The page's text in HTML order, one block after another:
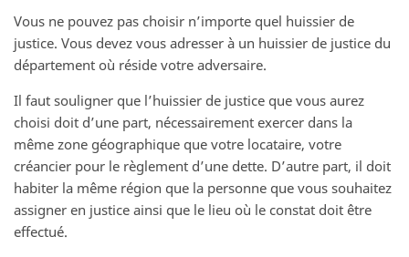
Vous ne pouvez pas choisir n’importe quel huissier de
justice. Vous devez vous adresser à un huissier de justice du
département où réside votre adversaire.
Il faut souligner que l’huissier de justice que vous aurez
choisi doit d’une part, nécessairement exercer dans la
même zone géographique que votre locataire, votre
créancier pour le règlement d’une dette. D’autre part, il doit
habiter la même région que la personne que vous souhaitez
assigner en justice ainsi que le lieu où le constat doit être
effectué.